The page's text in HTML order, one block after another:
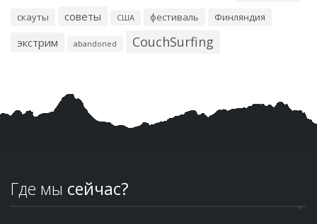
скауты советы США фестиваль Финляндия
экстрим abandoned CouchSurfing
Где мы сейчас?